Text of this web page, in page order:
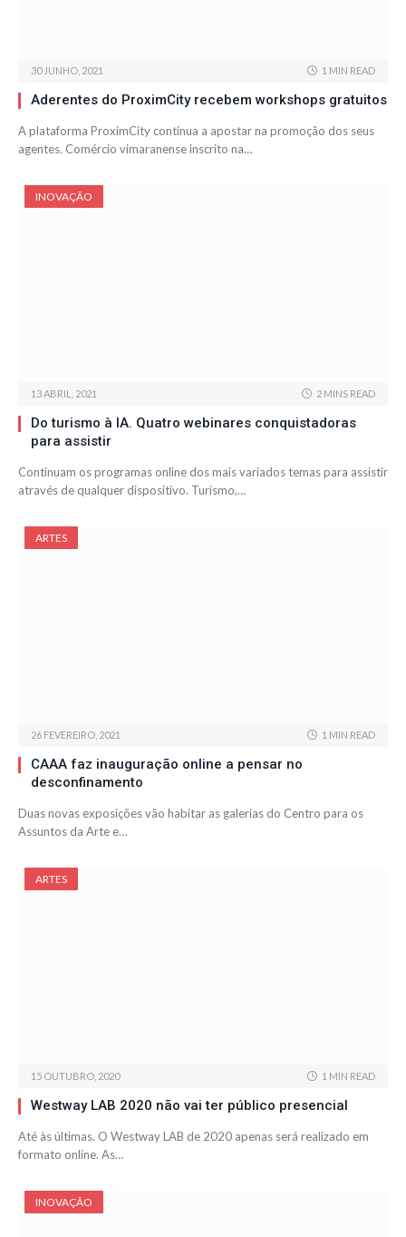
30 JUNHO, 2021 1 MIN READ
Aderentes do ProximCity recebem workshops gratuitos
A plataforma ProximCity continua a apostar na promoção dos seus
agentes. Comércio vimaranense inscrito na…
INOVAÇÃO
13 ABRIL, 2021 2 MINS READ
Do turismo à IA. Quatro webinares conquistadoras
para assistir
Continuam os programas online dos mais variados temas para assistir
através de qualquer dispositivo. Turismo,…
ARTES
26 FEVEREIRO, 2021 1 MIN READ
CAAA faz inauguração online a pensar no
desconfinamento
Duas novas exposições vão habitar as galerias do Centro para os
Assuntos da Arte e…
ARTES
15 OUTUBRO, 2020 1 MIN READ
Westway LAB 2020 não vai ter público presencial
Até às últimas. O Westway LAB de 2020 apenas será realizado em
formato online. As…
INOVAÇÃO